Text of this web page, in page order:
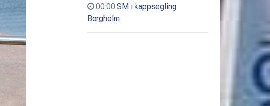
00:00 SM i kappsegling
Borgholm